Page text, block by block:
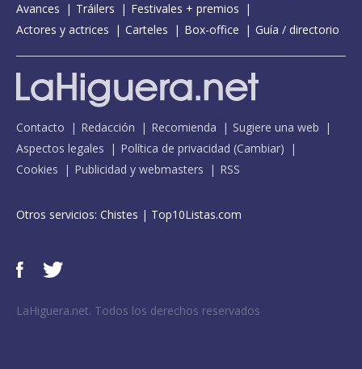
Avances
Tráilers
Festivales + premios
Actores y actrices
Carteles Box-office Guía / directorio
Contacto Redacción Recomienda
Sugiere una web
Aspectos legales
Política de privacidad (Cambiar)
Cookies
Publicidad y webmasters RSS
Otros servicios: Chistes | Top10Listas.com
LaHiguera.net. Todos los derechos reservados